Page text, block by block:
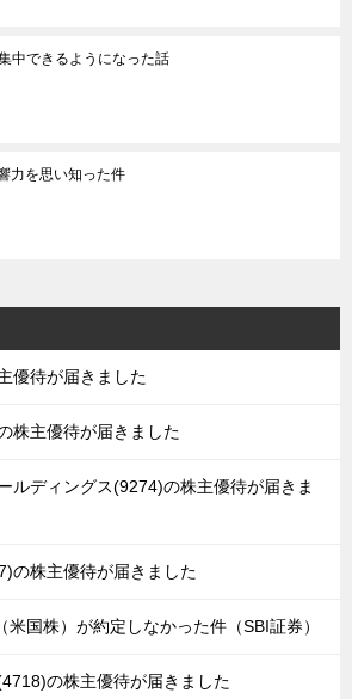
中できるようになった話
力を思い知った件
優待が届きました
株主優待が届きました
ルディングス(9274)の株主優待が届きま
の株主優待が届きました
国株）が約定しなかった件（SBI証券）
の株主優待が届きました